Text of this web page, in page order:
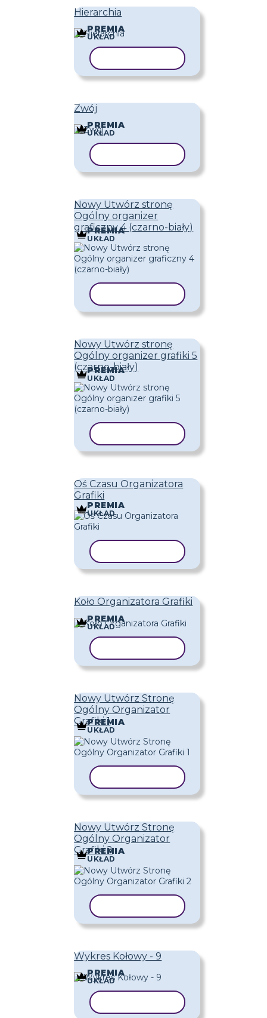
Hierarchia
PREMIA
UKŁAD
Zwój
PREMIA
UKŁAD
Nowy Utwórz stronę
Ogólny organizer
graficzny 4 (czarno-biały)
PREMIA
UKŁAD
Nowy Utwórz stronę
Ogólny organizer grafiki 5
(czarno-biały)
PREMIA
UKŁAD
Oś Czasu Organizatora
Grafiki
PREMIA
UKŁAD
Koło Organizatora Grafiki
PREMIA
UKŁAD
Nowy Utwórz Stronę
Ogólny Organizator
Grafiki 1
PREMIA
UKŁAD
Nowy Utwórz Stronę
Ogólny Organizator
Grafiki 2
PREMIA
UKŁAD
Wykres Kołowy - 9
PREMIA
UKŁAD